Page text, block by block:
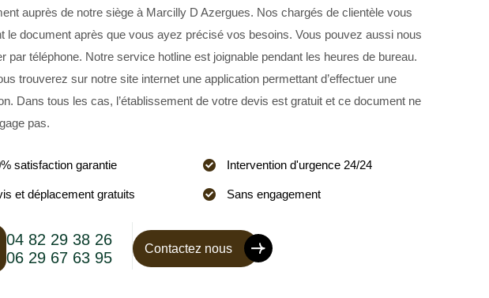
auprès de notre siège à Marcilly D Azergues. Nos chargés de clientèle vous
le document après que vous ayez précisé vos besoins. Vous pouvez aussi nous
par téléphone. Notre service hotline est joignable pendant les heures de bureau.
trouverez sur notre site internet une application permettant d’effectuer une
Dans tous les cas, l’établissement de votre devis est gratuit et ce document ne
pas.
satisfaction garantie Intervention d'urgence 24/24
et déplacement gratuits Sans engagement
04 82 29 38 26
06 29 67 63 95
Contactez nous